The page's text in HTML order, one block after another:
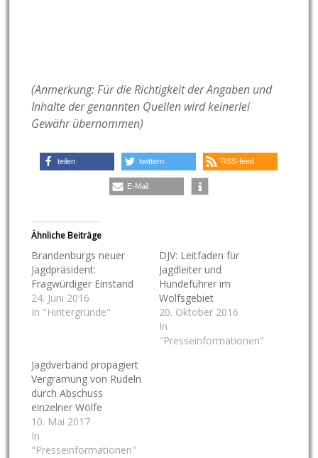
(Anmerkung: Für die Richtigkeit der Angaben und
Inhalte der genannten Quellen wird keinerlei
Gewähr übernommen)
teilen twittern RSS-feed
E-Mail
Ähnliche Beiträge
Brandenburgs neuer
Jagdpräsident:
Fragwürdiger Einstand
24. Juni 2016
In "Hintergründe"
DJV: Leitfaden für
Jagdleiter und
Hundeführer im
Wolfsgebiet
20. Oktober 2016
In
"Presseinformationen"
Jagdverband propagiert
Vergrämung von Rudeln
durch Abschuss
einzelner Wölfe
10. Mai 2017
In
"Presseinformationen"